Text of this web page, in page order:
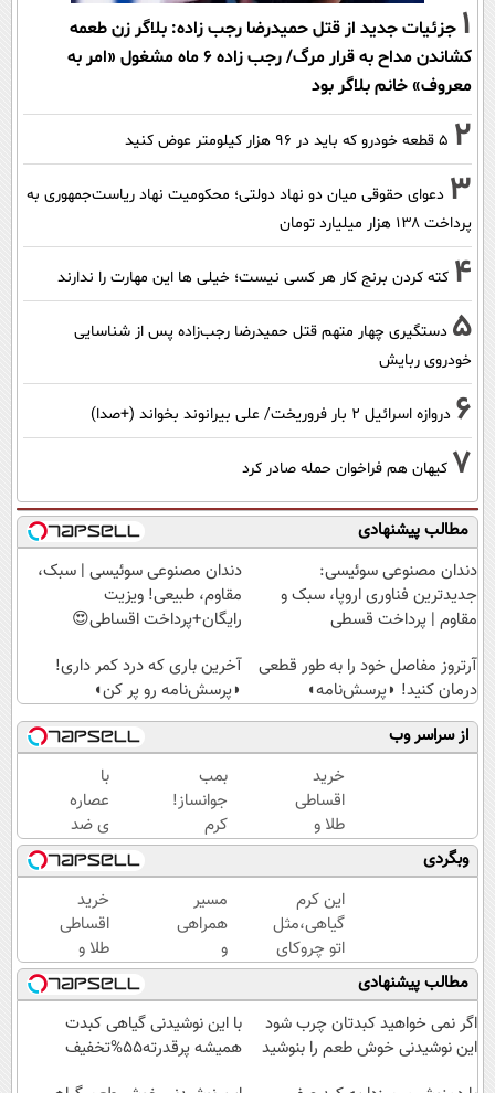
1 جزئیات جدید از قتل حمیدرضا رجب زاده: بلاگر زن طعمه
کشاندن مداح به قرار مرگ/ رجب زاده 6 ماه مشغول «امر به
معروف» خانم بلاگر بود
2 ۵ قطعه خودرو که باید در ۹۶ هزار کیلومتر عوض کنید
3 دعوای حقوقی میان دو نهاد دولتی؛ محکومیت نهاد ریاست‌جمهوری به
پرداخت ۱۳۸ هزار میلیارد تومان
4 کته کردن برنج کار هر کسی نیست؛ خیلی ها این مهارت را ندارند
5 دستگیری چهار متهم قتل حمیدرضا رجب‌زاده پس از شناسایی
خودروی ربایش
6 دروازه اسرائیل ۲ بار فروریخت/ علی بیرانوند بخواند (+صدا)
7 کیهان هم فراخوان حمله صادر کرد
مطالب پیشنهادی
دندان مصنوعی سوئیسی:
جدیدترین فناوری اروپا، سبک و
مقاوم | پرداخت قسطی
دندان مصنوعی سوئیسی | سبک،
مقاوم، طبیعی! ویزیت
رایگان+پرداخت اقساطی😍
آرتروز مفاصل خود را به طور قطعی
درمان کنید! ◗پرسش‌نامه◖
آخرین باری که درد کمر داری!
◗پرسش‌نامه رو پر کن◖
از سراسر وب
خرید
اقساطی
طلا و
گوشی
فقط با
یک برگ
چک
صیادی
بمب
جوانساز!
کرم
بوتاکس
جلبک
اسپیرولینا50%تخفیف
با
عصاره
ی ضد
پیری
جلبک
پوستت
همیشه
جوونه!
وبگردی
این کرم
گیاهی،مثل
اتو چروکای
پوستتوصاف
میکنه!50%تخفیف
مسیر
همراهی
و
گزارش
عملکرد
گروه
اسنپ
خرید
اقساطی
طلا و
گوشی
فقط با
یک برگ
چک
مطالب پیشنهادی
اگر نمی خواهید کبدتان چرب شود
این نوشیدنی خوش طعم را بنوشید
با این نوشیدنی گیاهی کبدت
همیشه پرقدرته55%تخفیف